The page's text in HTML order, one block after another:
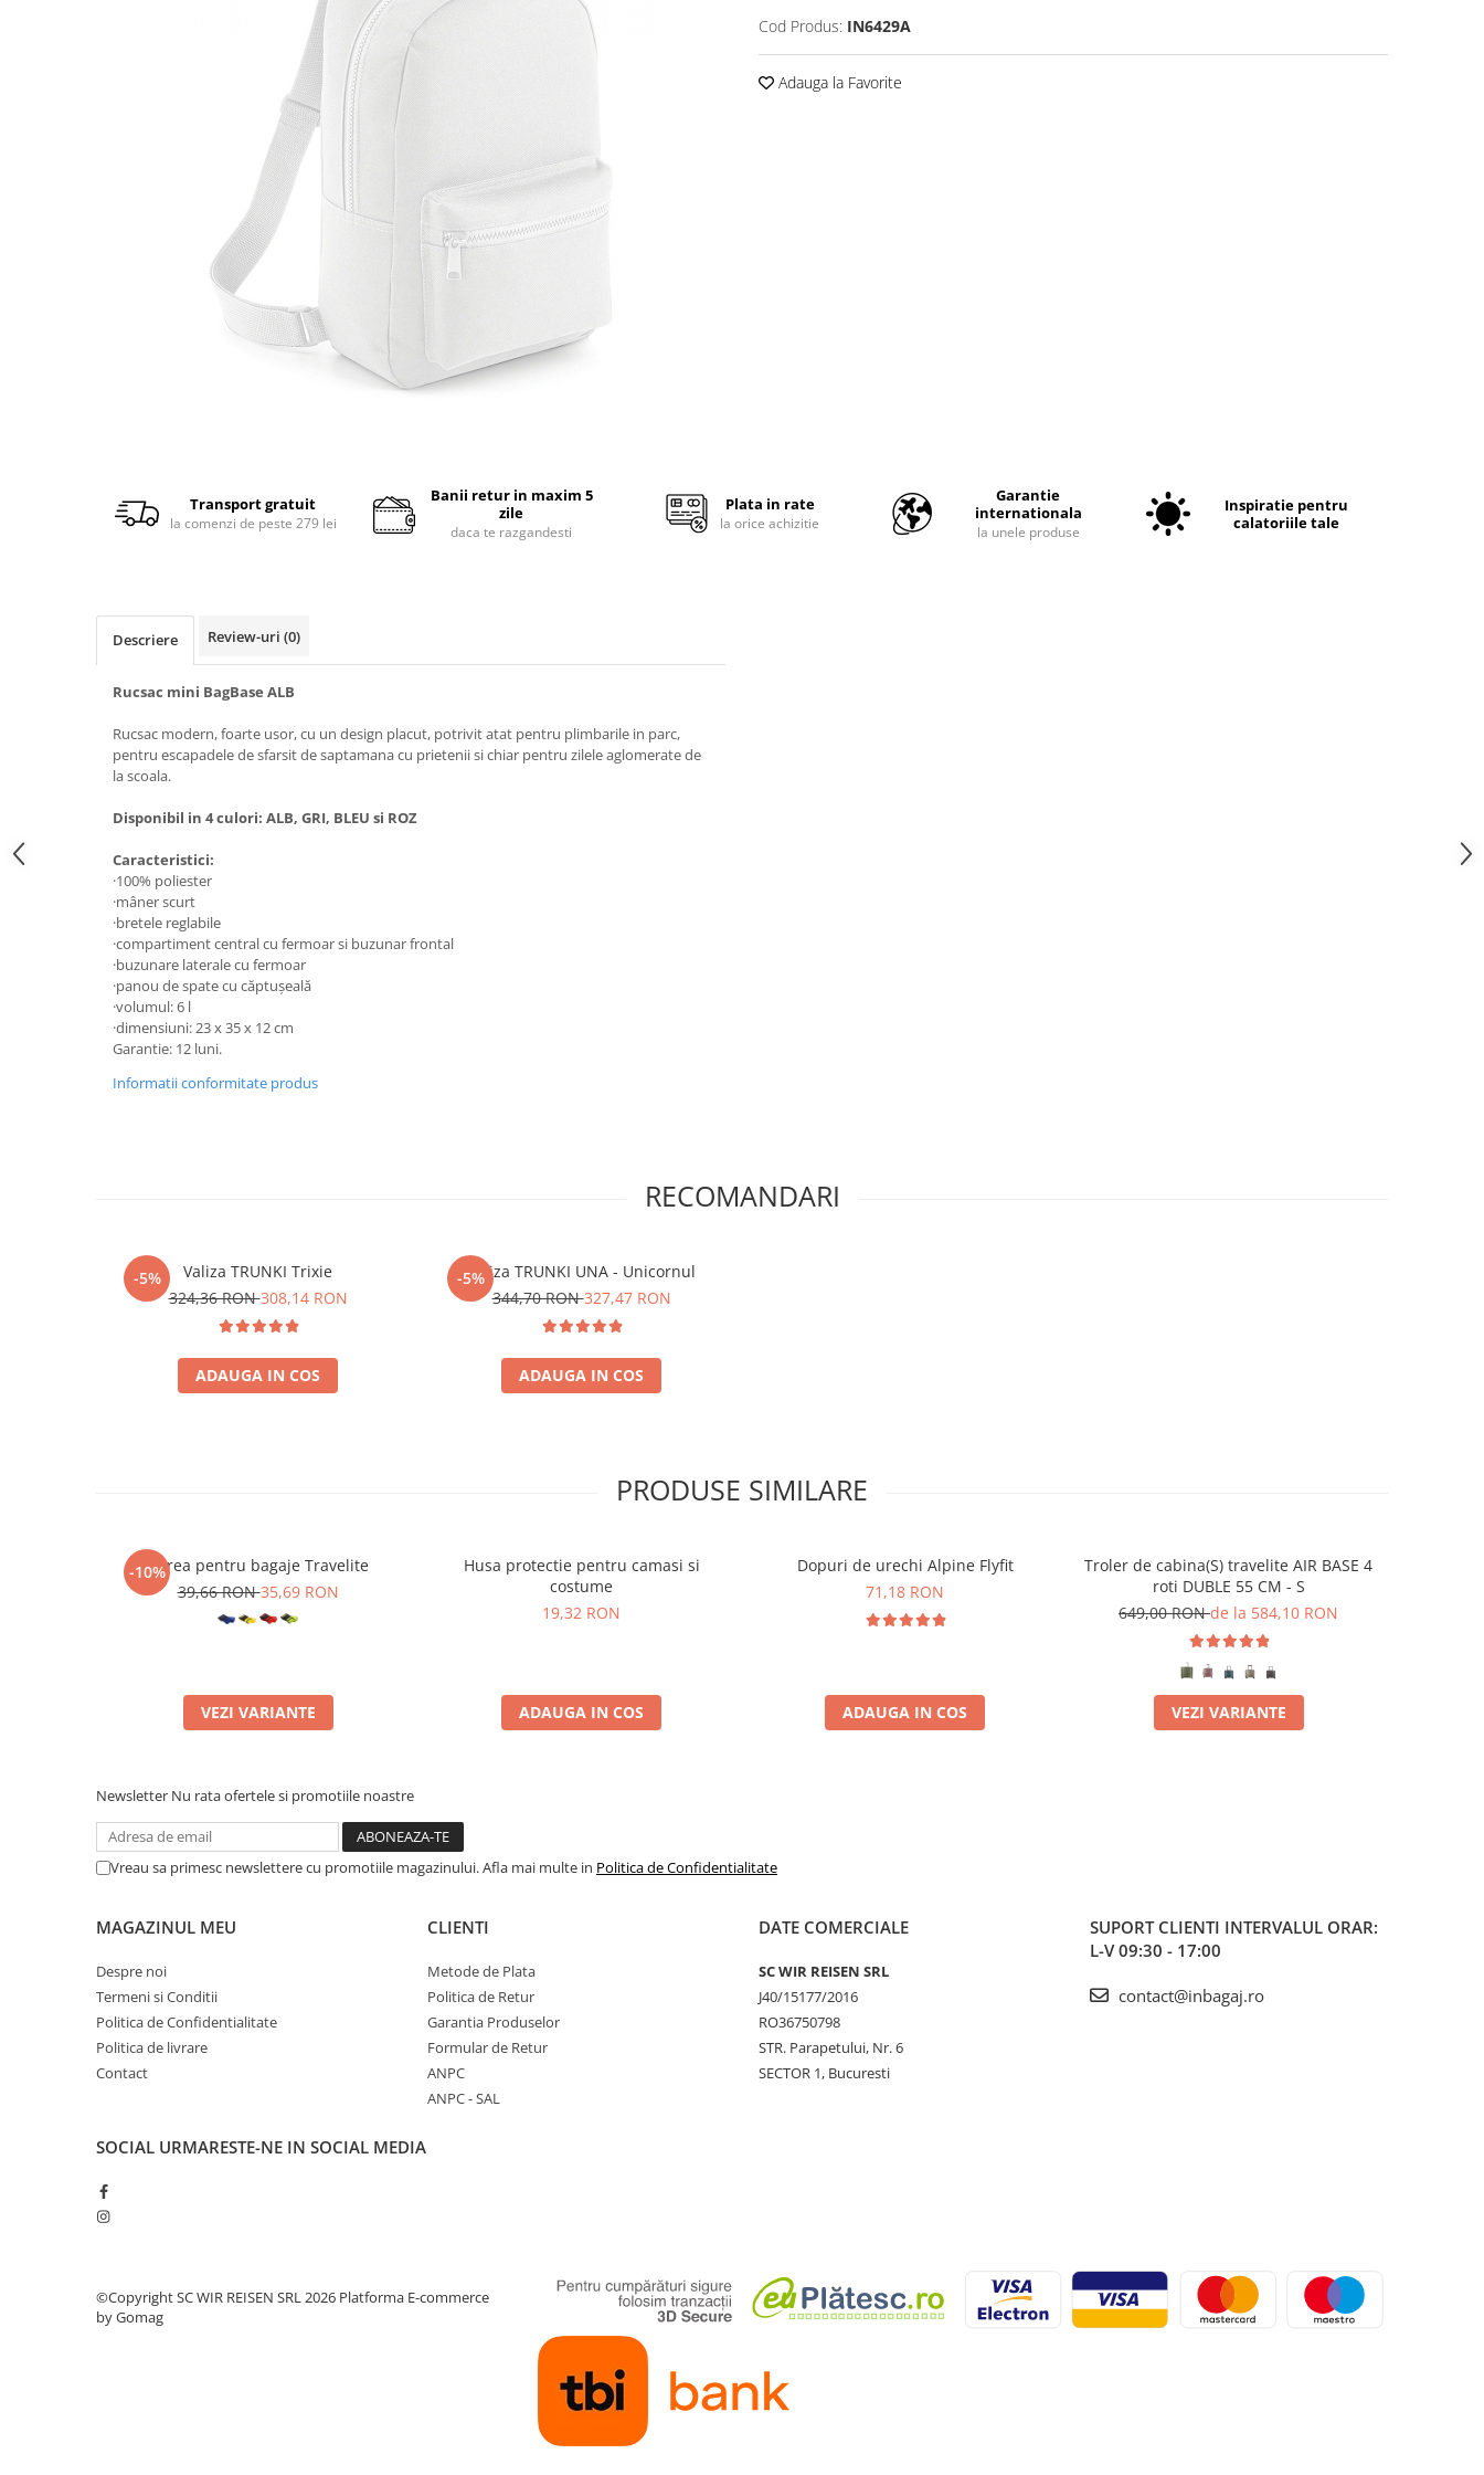
Cod Produs: IN6429A
Adauga la Favorite
Transport gratuit
la comenzi de peste 279 lei
Banii retur in maxim 5
zile
daca te razgandesti
Plata in rate
la orice achizitie
Garantie
internationala
la unele produse
Inspiratie pentru
calatoriile tale
Descriere Review-uri (0)
Rucsac mini BagBase ALB
Rucsac modern, foarte usor, cu un design placut, potrivit atat pentru plimbarile in parc,
pentru escapadele de sfarsit de saptamana cu prietenii si chiar pentru zilele aglomerate de
la scoala.
Disponibil in 4 culori: ALB, GRI, BLEU si ROZ
Caracteristici:
·100% poliester
·mâner scurt
·bretele reglabile
·compartiment central cu fermoar si buzunar frontal
·buzunare laterale cu fermoar
·panou de spate cu căptuşeală
·volumul: 6 l
·dimensiuni: 23 x 35 x 12 cm
Garantie: 12 luni.
Informatii conformitate produs
RECOMANDARI
-5%
Valiza TRUNKI Trixie
324,36 RON308,14 RON
ADAUGA IN COS
-5%
Valiza TRUNKI UNA - Unicornul
344,70 RON327,47 RON
ADAUGA IN COS
PRODUSE SIMILARE
-10%Curea pentru bagaje Travelite
39,66 RON35,69 RON
VEZI VARIANTE
Husa protectie pentru camasi si
costume
19,32 RON
ADAUGA IN COS
Dopuri de urechi Alpine Flyfit
71,18 RON
ADAUGA IN COS
Troler de cabina(S) travelite AIR BASE 4
roti DUBLE 55 CM - S
649,00 RONde la 584,10 RON
VEZI VARIANTE
Newsletter Nu rata ofertele si promotiile noastre
Vreau sa primesc newslettere cu promotiile magazinului. Afla mai multe in Politica de Confidentialitate
MAGAZINUL MEU
Despre noi
Termeni si Conditii
Politica de Confidentialitate
Politica de livrare
Contact
CLIENTI
Metode de Plata
Politica de Retur
Garantia Produselor
Formular de Retur
ANPC
ANPC - SAL
DATE COMERCIALE
SC WIR REISEN SRL
J40/15177/2016
RO36750798
STR. Parapetului, Nr. 6
SECTOR 1, Bucuresti
SUPORT CLIENTI INTERVALUL ORAR:
L-V 09:30 - 17:00
contact@inbagaj.ro
SOCIAL URMARESTE-NE IN SOCIAL MEDIA
©Copyright SC WIR REISEN SRL 2026 Platforma E-commerce
by Gomag